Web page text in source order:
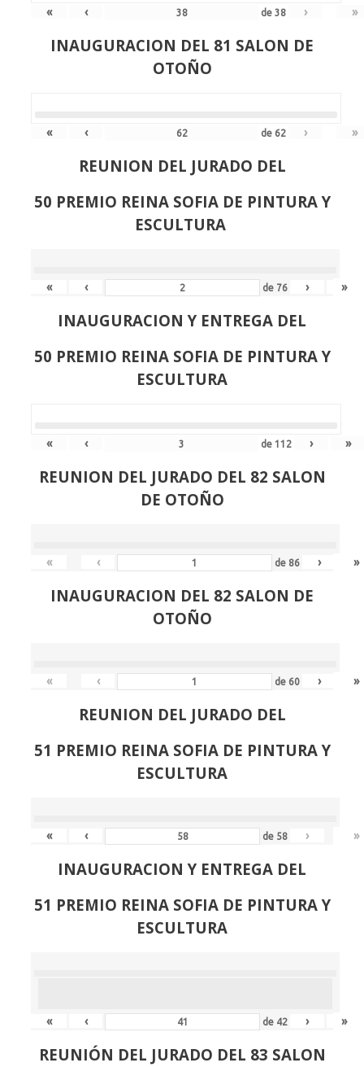
« ‹ de38 › »
INAUGURACION DEL 81 SALON DE
OTOÑO
« ‹ de 62 › »
REUNION DEL JURADO DEL
50 PREMIO REINA SOFIA DE PINTURA Y
ESCULTURA
« ‹ de 76 › »
INAUGURACION Y ENTREGA DEL
50 PREMIO REINA SOFIA DE PINTURA Y
ESCULTURA
« ‹ de112 › »
REUNION DEL JURADO DEL 82 SALON
DE OTOÑO
« ‹ de 86 › »
INAUGURACION DEL 82 SALON DE
OTOÑO
« ‹ de 60 › »
REUNION DEL JURADO DEL
51 PREMIO REINA SOFIA DE PINTURA Y
ESCULTURA
« ‹ de 58 › »
INAUGURACION Y ENTREGA DEL
51 PREMIO REINA SOFIA DE PINTURA Y
ESCULTURA
« ‹ de 42 › »
REUNIÓN DEL JURADO DEL 83 SALON